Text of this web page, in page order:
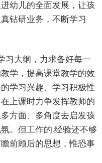
幼儿的全面发展，让孩
钻研业务，不断学习
习大纲，力求备好每一
学，提高课堂教学的效
学习兴趣、学习积极性
上课时力争发挥教师的
方面、多角度去启发孩
。但工作的.经验还不够
前顾后的思想，惟恐事